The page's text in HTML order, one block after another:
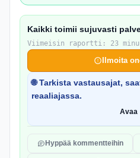
Kaikki toimii sujuvasti
Viimeisin raportti: 23
Ilmoita
🌐 Tarkista vastausajat,
reaaliajassa.
Avaa
Hyppää kommentteihin